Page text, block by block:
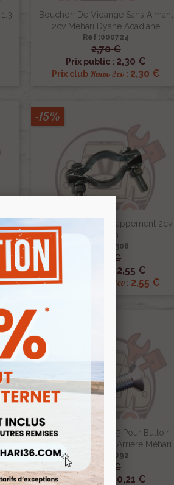
Bouchon De Vidange Sans Aimant
2cv Méhari Dyane Acadiane
Ref :000724
2,70 €
Prix public : 2,30 €
Prix club Renov 2cv : 2,30 €
 Aperçu rapide
Collier Fixation Echappement 2cv
49mm
Ref :000308
3,00 €
2,55 €
Prix club Renov 2cv: 2,55 €
-15%
Aperçu rapide
Vis M5 X 25 Din 965 Pour Buttoir
Inférieur Banquette Arrière Méhari
Ref :005092
0,25 €
Prix public : 0,21 €
Aperçu rapide